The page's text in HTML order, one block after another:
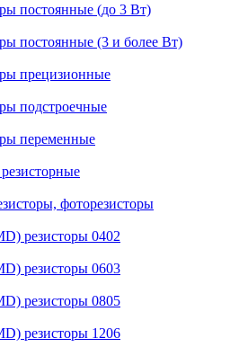
постоянные (до 3 Вт)
постоянные (3 и более Вт)
прецизионные
подстроечные
переменные
фоторезисторы
резисторы 0402
резисторы 0603
резисторы 0805
резисторы 1206